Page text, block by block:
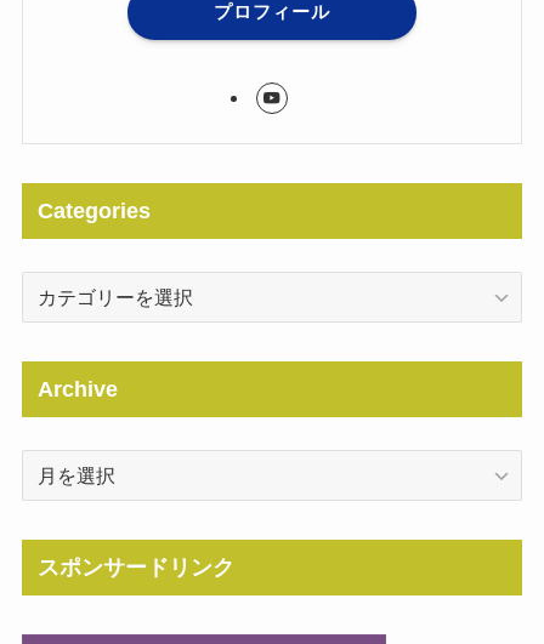
プロフィール
Categories
Categories
Archive
Archive
スポンサードリンク